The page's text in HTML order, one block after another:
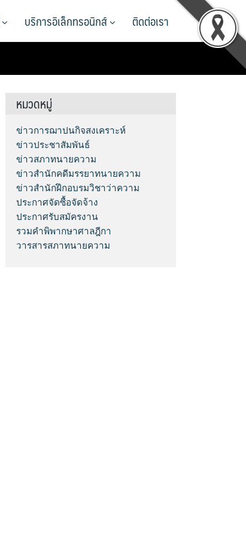
บริการอิเล็กทรอนิกส์ ติดต่อเรา
หมวดหมู่
ข่าวการฌาปนกิจสงเคราะห์
ข่าวประชาสัมพันธ์
ข่าวสภาทนายความ
ข่าวสำนักคดีมรรยาทนายความ
ข่าวสำนักฝึกอบรมวิชาว่าความ
ประกาศจัดซื้อจัดจ้าง
ประกาศรับสมัครงาน
รวมคำพิพากษาศาลฎีกา
วารสารสภาทนายความ